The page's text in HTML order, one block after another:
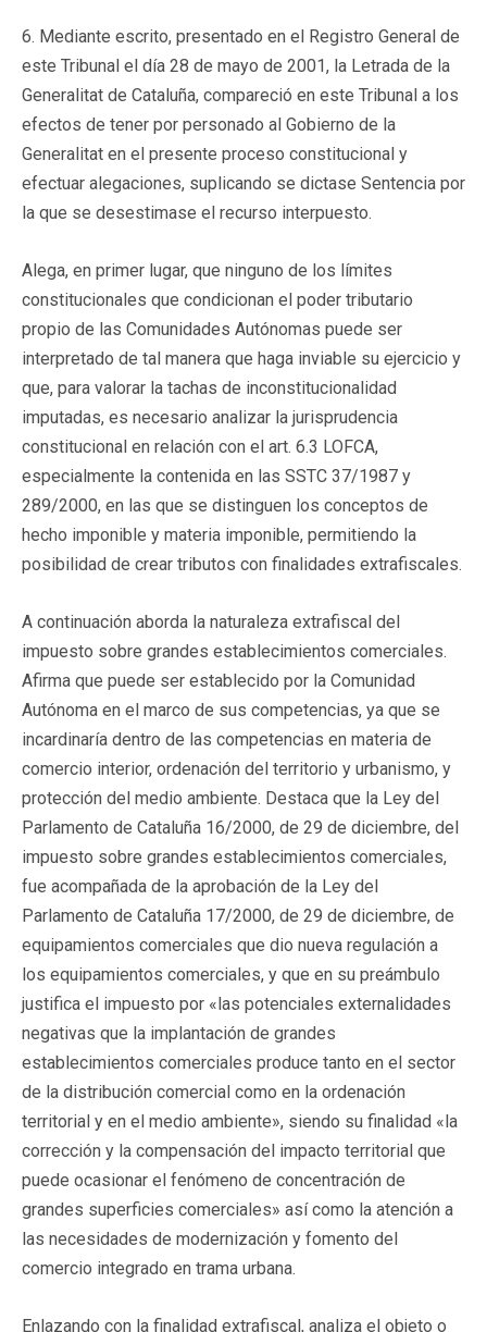
6. Mediante escrito, presentado en el Registro General de
este Tribunal el día 28 de mayo de 2001, la Letrada de la
Generalitat de Cataluña, compareció en este Tribunal a los
efectos de tener por personado al Gobierno de la
Generalitat en el presente proceso constitucional y
efectuar alegaciones, suplicando se dictase Sentencia por
la que se desestimase el recurso interpuesto.
Alega, en primer lugar, que ninguno de los límites
constitucionales que condicionan el poder tributario
propio de las Comunidades Autónomas puede ser
interpretado de tal manera que haga inviable su ejercicio y
que, para valorar la tachas de inconstitucionalidad
imputadas, es necesario analizar la jurisprudencia
constitucional en relación con el art. 6.3 LOFCA,
especialmente la contenida en las SSTC 37/1987 y
289/2000, en las que se distinguen los conceptos de
hecho imponible y materia imponible, permitiendo la
posibilidad de crear tributos con finalidades extrafiscales.
A continuación aborda la naturaleza extrafiscal del
impuesto sobre grandes establecimientos comerciales.
Afirma que puede ser establecido por la Comunidad
Autónoma en el marco de sus competencias, ya que se
incardinaría dentro de las competencias en materia de
comercio interior, ordenación del territorio y urbanismo, y
protección del medio ambiente. Destaca que la Ley del
Parlamento de Cataluña 16/2000, de 29 de diciembre, del
impuesto sobre grandes establecimientos comerciales,
fue acompañada de la aprobación de la Ley del
Parlamento de Cataluña 17/2000, de 29 de diciembre, de
equipamientos comerciales que dio nueva regulación a
los equipamientos comerciales, y que en su preámbulo
justifica el impuesto por «las potenciales externalidades
negativas que la implantación de grandes
establecimientos comerciales produce tanto en el sector
de la distribución comercial como en la ordenación
territorial y en el medio ambiente», siendo su finalidad «la
corrección y la compensación del impacto territorial que
puede ocasionar el fenómeno de concentración de
grandes superficies comerciales» así como la atención a
las necesidades de modernización y fomento del
comercio integrado en trama urbana.
Enlazando con la finalidad extrafiscal, analiza el objeto o